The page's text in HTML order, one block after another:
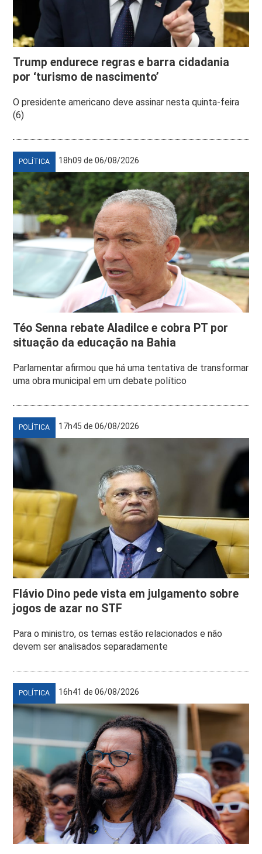
Trump endurece regras e barra cidadania
por ‘turismo de nascimento’
O presidente americano deve assinar nesta quinta-feira
(6)
POLÍTICA 18h09 de 06/08/2026
Téo Senna rebate Aladilce e cobra PT por
situação da educação na Bahia
Parlamentar afirmou que há uma tentativa de transformar
uma obra municipal em um debate político
POLÍTICA 17h45 de 06/08/2026
Flávio Dino pede vista em julgamento sobre
jogos de azar no STF
Para o ministro, os temas estão relacionados e não
devem ser analisados separadamente
POLÍTICA 16h41 de 06/08/2026